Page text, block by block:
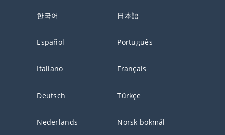
한국어 日本語
Español Português
Italiano Français
Deutsch Türkçe
Nederlands Norsk bokmål